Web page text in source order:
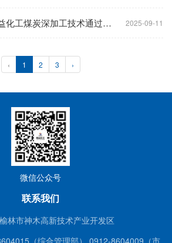
国际领先！陕西精益化工煤炭深加工技术通过鉴定 2025-09-11
‹ 1 2 3 ›
微信公众号
联系我们
林市神木高新技术产业开发区